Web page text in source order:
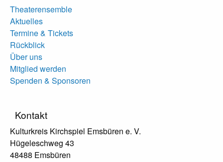
Theaterensemble
Aktuelles
Termine & Tickets
Rückblick
Über uns
Mitglied werden
Spenden & Sponsoren
Kontakt
Kulturkreis Kirchspiel Emsbüren e. V.
Hügeleschweg 43
48488 Emsbüren